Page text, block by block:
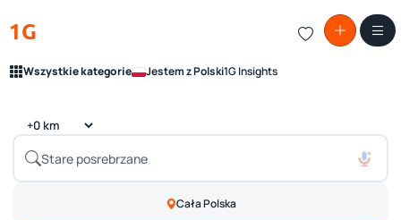
1G
Wszystkie kategorie Jestem z Polski1G Insights
Cała Polska